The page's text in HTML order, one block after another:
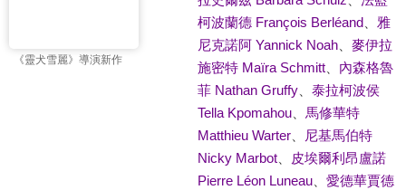
《靈犬雪麗》導演新作
柯波蘭德 François Berléand、 雅
尼克諾阿 Yannick Noah、 麥伊拉
施密特 Maïra Schmitt、 內森格魯
菲 Nathan Gruffy、 泰拉柯波侯
Tella Kpomahou、 馬修華特
Matthieu Warter、
尼基馬伯特
Nicky Marbot、
皮埃爾利昂盧諾
Pierre Léon Luneau、 愛德華賈德